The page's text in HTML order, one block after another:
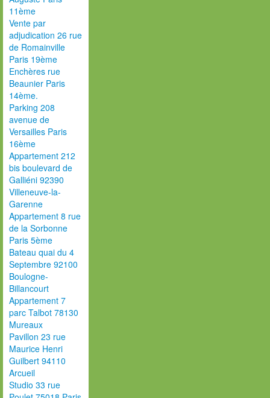
11ème
Vente par
adjudication 26 rue
de Romainville
Paris 19ème
Enchères rue
Beaunier Paris
14ème.
Parking 208
avenue de
Versailles Paris
16ème
Appartement 212
bis boulevard de
Galliéni 92390
Villeneuve-la-
Garenne
Appartement 8 rue
de la Sorbonne
Paris 5ème
Bateau quai du 4
Septembre 92100
Boulogne-
Billancourt
Appartement 7
parc Talbot 78130
Mureaux
Pavillon 23 rue
Maurice Henri
Guilbert 94110
Arcueil
Studio 33 rue